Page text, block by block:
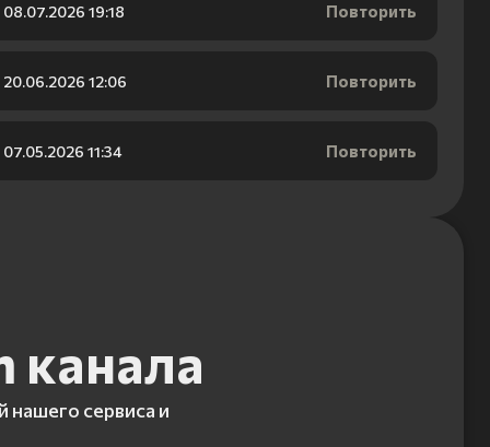
08.07.2026 19:18 Повторить
20.06.2026 12:06 Повторить
07.05.2026 11:34 Повторить
канала
сервиса и